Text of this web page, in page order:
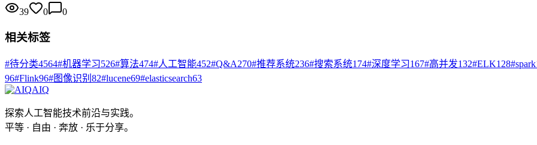
39
0 0
相关标签
#待分类4564#机器学习526#算法474#人工智能452#Q&A270#推荐系统236#搜索系统174#深度学习167#高并发132#ELK128#spark
96#Flink96#图像识别 82#lucene69#elasticsearch63
AIQ
探索人工智能技术前沿与实践。
平等 · 自由 · 奔放 · 乐于分享。